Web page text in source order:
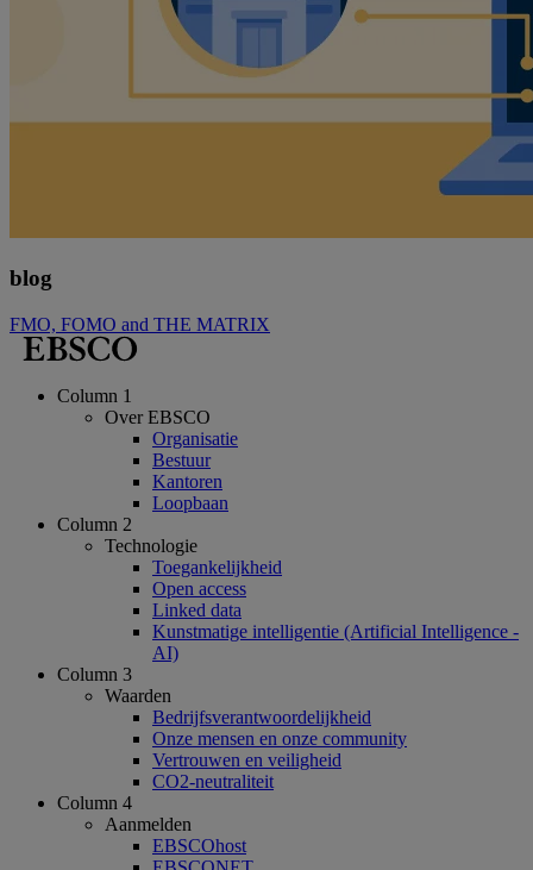
blog
FMO, FOMO and THE MATRIX
Column 1
Over EBSCO
Organisatie
Bestuur
Kantoren
Loopbaan
Column 2
Technologie
Toegankelijkheid
Open access
Linked data
Kunstmatige intelligentie (Artificial Intelligence -
AI)
Column 3
Waarden
Bedrijfsverantwoordelijkheid
Onze mensen en onze community
Vertrouwen en veiligheid
CO2-neutraliteit
Column 4
Aanmelden
EBSCOhost